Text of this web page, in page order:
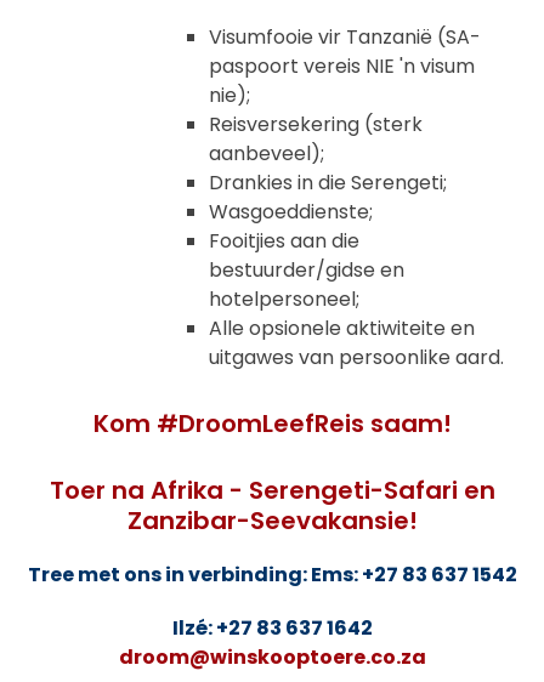
Visumfooie vir Tanzanië (SA-
paspoort vereis NIE 'n visum
nie);
Reisversekering (sterk
aanbeveel);
Drankies in die Serengeti;
Wasgoeddienste;
Fooitjies aan die
bestuurder/gidse en
hotelpersoneel;
Alle opsionele aktiwiteite en
uitgawes van persoonlike aard.
Kom #DroomLeefReis saam!
Toer na Afrika - Serengeti-Safari en
Zanzibar-Seevakansie!
Tree met ons in verbinding: Ems: +27 83 637 1542
Ilzé: +27 83 637 1642
droom@winskooptoere.co.za